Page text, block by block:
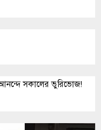
সকালের ভুরিভোজ!